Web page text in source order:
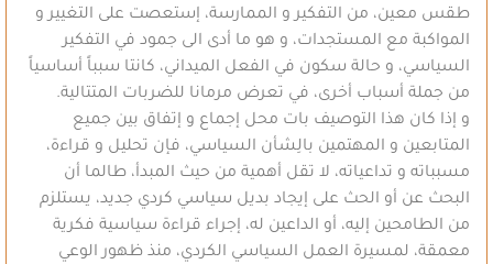
طقس معين، من التفكير و الممارسة، إستعصت على التغيير و
المواكبة مع المستجدات، و هو ما أدى الى جمود في التفكير
السياسي، و حالة سكون في الفعل الميداني، كانتا سبباً أساسياً
من جملة أسباب أخرى، في تعرض مرمانا للضربات المتتالية.
و إذا كان هذا التوصيف بات محل إجماع و إتفاق بين جميع
المتابعين و المهتمين بالِشأن السياسي، فإن تحليل و قراءة،
مسبباته و تداعياته، لا تقل أهمية من حيث المبدأ، طالما أن
البحث عن أو الحث على إيجاد بديل سياسي كردي جديد، يستلزم
من الطامحين إليه، أو الداعين له، إجراء قراءة سياسية فكرية
معمقة، لمسيرة العمل السياسي الكردي، منذ ظهور الوعي